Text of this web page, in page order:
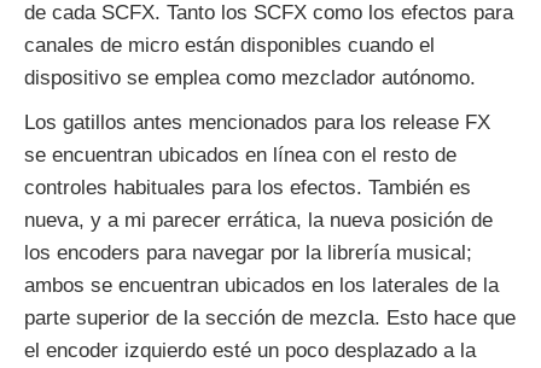
de cada SCFX. Tanto los SCFX como los efectos para
canales de micro están disponibles cuando el
dispositivo se emplea como mezclador autónomo.
Los gatillos antes mencionados para los release FX
se encuentran ubicados en línea con el resto de
controles habituales para los efectos. También es
nueva, y a mi parecer errática, la nueva posición de
los encoders para navegar por la librería musical;
ambos se encuentran ubicados en los laterales de la
parte superior de la sección de mezcla. Esto hace que
el encoder izquierdo esté un poco desplazado a la